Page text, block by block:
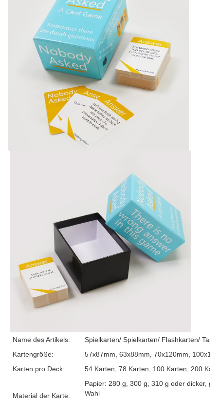
Name des Artikels:
Spielkarten/ Spielkarten/ Flashkarten/
Kartengröße:
57x87mm, 63x88mm, 70x120mm,
Karten pro Deck:
54 Karten, 78 Karten, 100 Karten, 200
Material der Karte:
Papier: 280 g, 300 g, 310 g oder dicker,
Wahl